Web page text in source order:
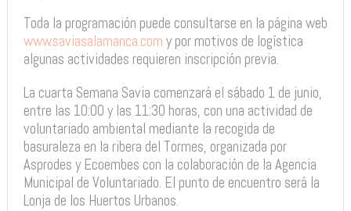
Toda la programación puede consultarse en la página web
www.saviasalamanca.com y por motivos de logística
algunas actividades requieren inscripción previa.
La cuarta Semana Savia comenzará el sábado 1 de junio,
entre las 10:00 y las 11:30 horas, con una actividad de
voluntariado ambiental mediante la recogida de
basuraleza en la ribera del Tormes, organizada por
Asprodes y Ecoembes con la colaboración de la Agencia
Municipal de Voluntariado. El punto de encuentro será la
Lonja de los Huertos Urbanos.